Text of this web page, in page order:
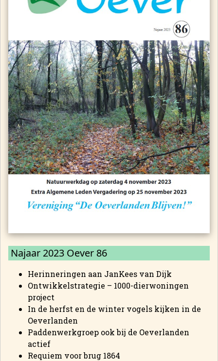
Najaar 2023 Oever 86
Herinneringen aan JanKees van Dijk
Ontwikkelstrategie – 1000-dierwoningen
project
In de herfst en de winter vogels kijken in de
Oeverlanden
Paddenwerkgroep ook bij de Oeverlanden
actief
Requiem voor brug 1864